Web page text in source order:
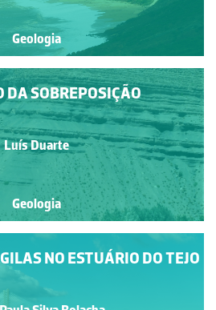
Geologia
DA SOBREPOSIÇÃO
Luís Duarte
Geologia
NO ESTUÁRIO DO TEJO